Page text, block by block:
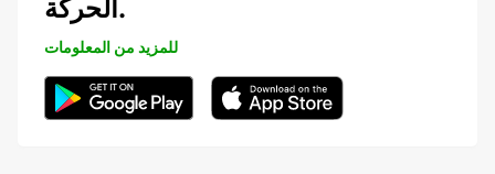
الحركة.
للمزيد من المعلومات